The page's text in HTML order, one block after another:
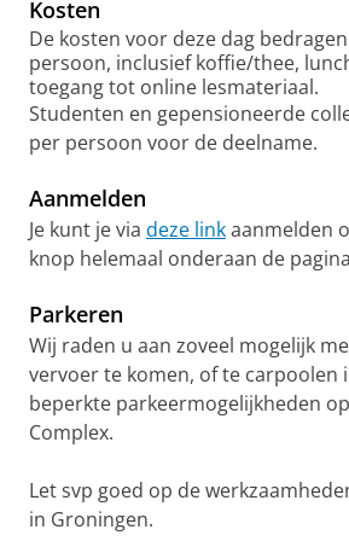
van democratische gezindheid
Daarbij ziet hij een voorname
geschiedenisonderwijs.
leerlingen het verleden via
vaak beter. Ook kan historisch
aanknopingspunten geven voor
aan
inleven of het oefenen met het
je als docent rekening mee
oefenen met historisch inleven?
Deze workshop zal
om via didactische
van) lessen rondom historisch
ontwerpen en te geven. Er zal
worden besteed aan
multiperspectiviteit,
het aan bod laten komen van
In het huidige
aandacht voor meerdere
meerdere verhalen belangrijk.
manier kan het
multiperspectiviteit en
geschiedenisschoolboeken
deze workshop worden
schoolboeken onder de loep
geanalyseerd op het gebied van
multiperspectiviteit en
2B.Zelf aan de slag met een
leerlingen te leren
“Je stemt toch niet op de
Kosten
De kosten voor deze dag
persoon, inclusief koffie/thee,
toegang tot online lesmateriaal.
Studenten en gepensioneerde
per persoon voor de deelname.
Aanmelden
Je kunt je via deze linkaanmelden
knop helemaal onderaan de
Parkeren
Wij raden u aan zoveel mogelijk
vervoer te komen, of te carpoolen
beperkte parkeermogelijkheden
Complex.
Let svp goed op de
in Groningen.